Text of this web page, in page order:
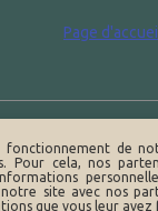
Page
fonctionnement de
Pour cela, nos
site avec nos
que vous leur